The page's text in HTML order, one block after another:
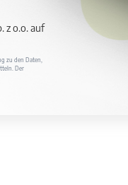
z o.o. auf
zu den Daten,
Der